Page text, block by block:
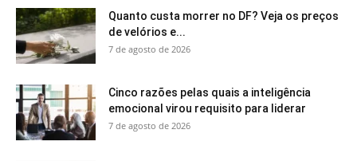
Quanto custa morrer no DF? Veja os preços
de velórios e...
7 de agosto de 2026
Cinco razões pelas quais a inteligência
emocional virou requisito para liderar
7 de agosto de 2026